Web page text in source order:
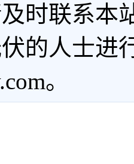
时联系本
的人士进
。